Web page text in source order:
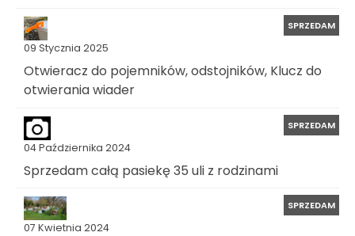
09 Stycznia 2025
SPRZEDAM
Otwieracz do pojemników, odstojników, Klucz do
otwierania wiader
04 Października 2024
SPRZEDAM
Sprzedam całą pasiekę 35 uli z rodzinami
07 Kwietnia 2024
SPRZEDAM